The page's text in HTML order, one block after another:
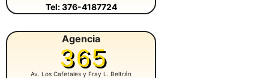
Tel: 376-4187724
Agencia
365
Av. Los Cafetales y Fray L. Beltrán